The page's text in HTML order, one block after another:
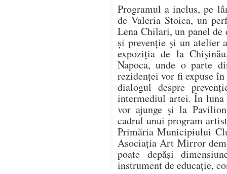
Programul a inclus, pe
de Valeria Stoica, un
Lena Chilari, un panel
și prevenție și un atelier
expoziția de la
Napoca, unde o parte
rezidenței vor fi expuse
dialogul despre
intermediul artei. În
vor ajunge și la
cadrul unui program
Primăria Municipiului
Asociația Art Mirror
poate depăși
instrument de educație,